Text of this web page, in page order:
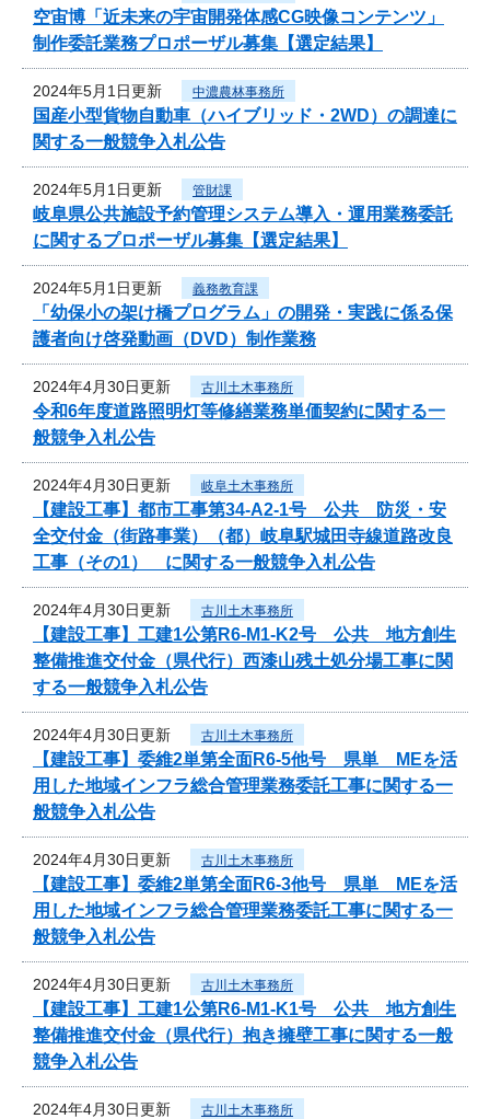
空宙博「近未来の宇宙開発体感CG映像コンテンツ」
制作委託業務プロポーザル募集【選定結果】
2024年5月1日更新 中濃農林事務所
国産小型貨物自動車（ハイブリッド・2WD）の調達に
関する一般競争入札公告
2024年5月1日更新 管財課
岐阜県公共施設予約管理システム導入・運用業務委託
に関するプロポーザル募集【選定結果】
2024年5月1日更新 義務教育課
「幼保小の架け橋プログラム」の開発・実践に係る保
護者向け啓発動画（DVD）制作業務
2024年4月30日更新 古川土木事務所
令和6年度道路照明灯等修繕業務単価契約に関する一
般競争入札公告
2024年4月30日更新 岐阜土木事務所
【建設工事】都市工事第34-A2-1号 公共 防災・安
全交付金（街路事業）（都）岐阜駅城田寺線道路改良
工事（その1） に関する一般競争入札公告
2024年4月30日更新 古川土木事務所
【建設工事】工建1公第R6-M1-K2号 公共 地方創生
整備推進交付金（県代行）西漆山残土処分場工事に関
する一般競争入札公告
2024年4月30日更新 古川土木事務所
【建設工事】委維2単第全面R6-5他号 県単 MEを活
用した地域インフラ総合管理業務委託工事に関する一
般競争入札公告
2024年4月30日更新 古川土木事務所
【建設工事】委維2単第全面R6-3他号 県単 MEを活
用した地域インフラ総合管理業務委託工事に関する一
般競争入札公告
2024年4月30日更新 古川土木事務所
【建設工事】工建1公第R6-M1-K1号 公共 地方創生
整備推進交付金（県代行）抱き擁壁工事に関する一般
競争入札公告
2024年4月30日更新 古川土木事務所